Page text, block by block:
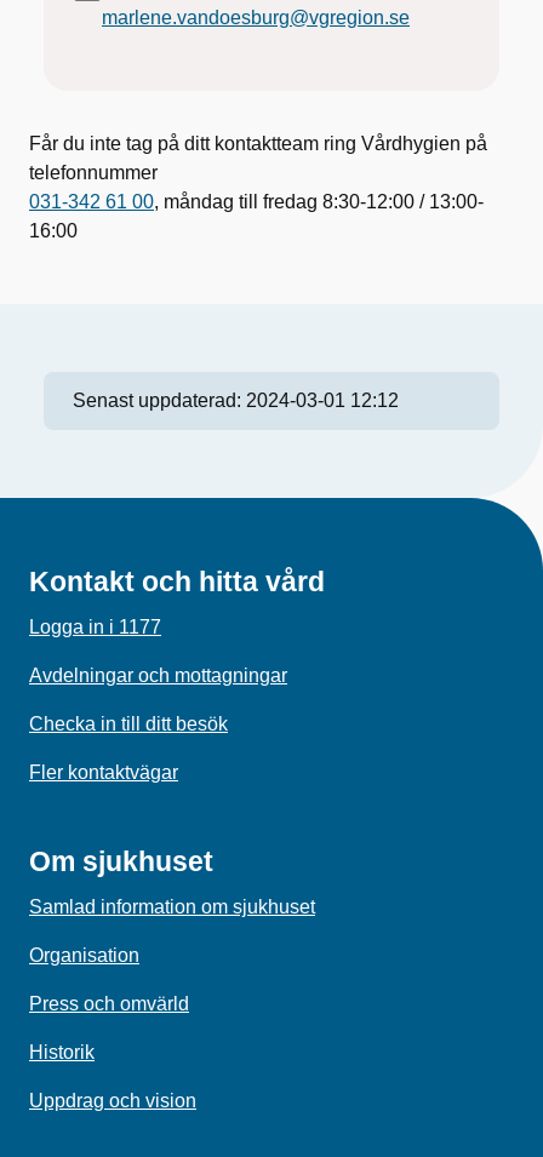
marlene.vandoesburg@vgregion.se
Får du inte tag på ditt kontaktteam ring Vårdhygien på
telefonnummer
031-342 61 00, måndag till fredag 8:30-12:00 / 13:00-
16:00
Senast uppdaterad: 2024-03-01 12:12
Kontakt och hitta vård
Logga in i 1177
Avdelningar och mottagningar
Checka in till ditt besök
Fler kontaktvägar
Om sjukhuset
Samlad information om sjukhuset
Organisation
Press och omvärld
Historik
Uppdrag och vision